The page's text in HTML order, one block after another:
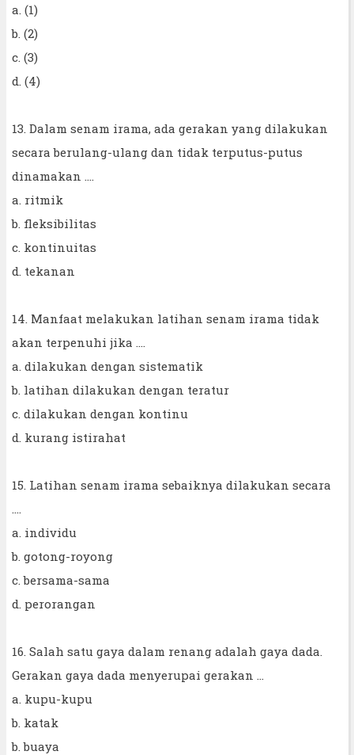
a. (1)
b. (2)
c. (3)
d. (4)
13. Dalam senam irama, ada gerakan yang dilakukan
secara berulang-ulang dan tidak terputus-putus
dinamakan ....
a. ritmik
b. fleksibilitas
c. kontinuitas
d. tekanan
14. Manfaat melakukan latihan senam irama tidak
akan terpenuhi jika ....
a. dilakukan dengan sistematik
b. latihan dilakukan dengan teratur
c. dilakukan dengan kontinu
d. kurang istirahat
15. Latihan senam irama sebaiknya dilakukan secara
a. individu
b. gotong-royong
c. bersama-sama
d. perorangan
16. Salah satu gaya dalam renang adalah gaya dada.
Gerakan gaya dada menyerupai gerakan ...
a. kupu-kupu
b. katak
b. buaya